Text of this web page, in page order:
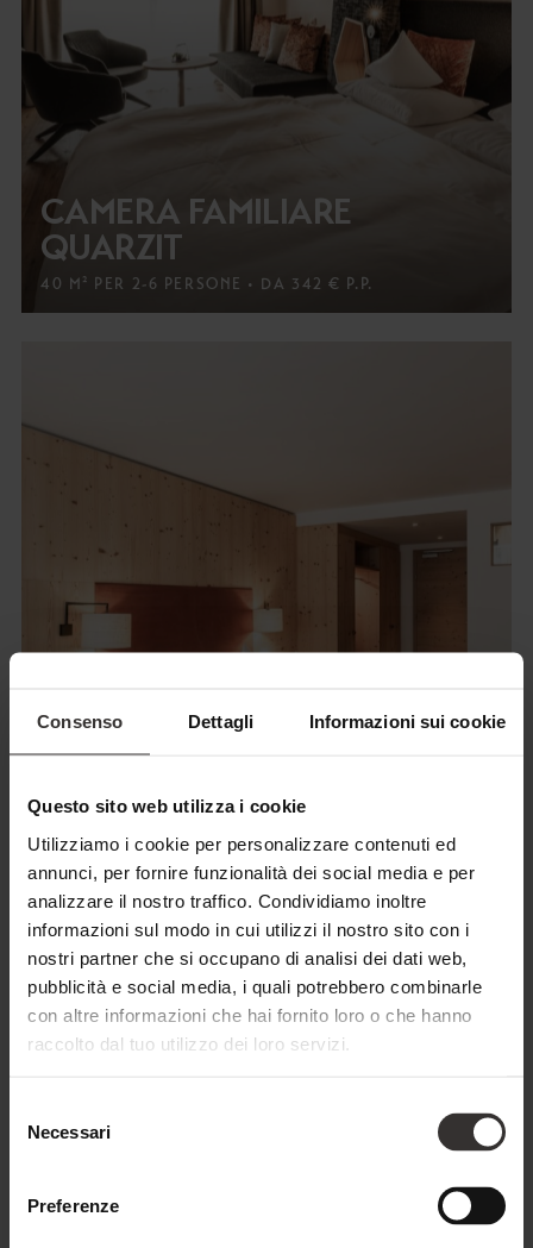
Consenso Dettagli Informazioni sui cookie
Questo sito web utilizza i cookie
Utilizziamo i cookie per personalizzare contenuti ed
annunci, per fornire funzionalità dei social media e per
analizzare il nostro traffico. Condividiamo inoltre
informazioni sul modo in cui utilizzi il nostro sito con i
nostri partner che si occupano di analisi dei dati web,
pubblicità e social media, i quali potrebbero combinarle
con altre informazioni che hai fornito loro o che hanno
raccolto dal tuo utilizzo dei loro servizi.
delNecessari
Preferenze
CAMERA FAMILIARE
QUARZIT
40 M² PER 2-6 PERSONE • DA 342 € P.P.
SUITE FAMILIARE JASPIS
45 M² PER 2-5 PERSONE • DA 345 € P.P.